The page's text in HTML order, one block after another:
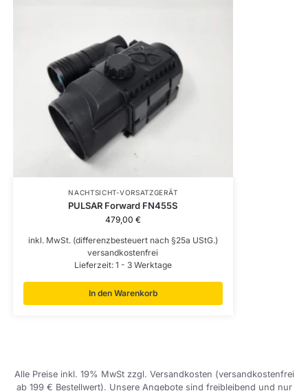
NACHTSICHT-VORSATZGERÄT
PULSAR Forward FN455S
479,00 €
inkl. MwSt. (differenzbesteuert nach §25a UStG.)
versandkostenfrei
Lieferzeit: 1 - 3 Werktage
In den Warenkorb
Alle Preise inkl. 19% MwSt zzgl. Versandkosten (versandkostenfrei
ab 199 € Bestellwert). Unsere Angebote sind freibleibend und nur